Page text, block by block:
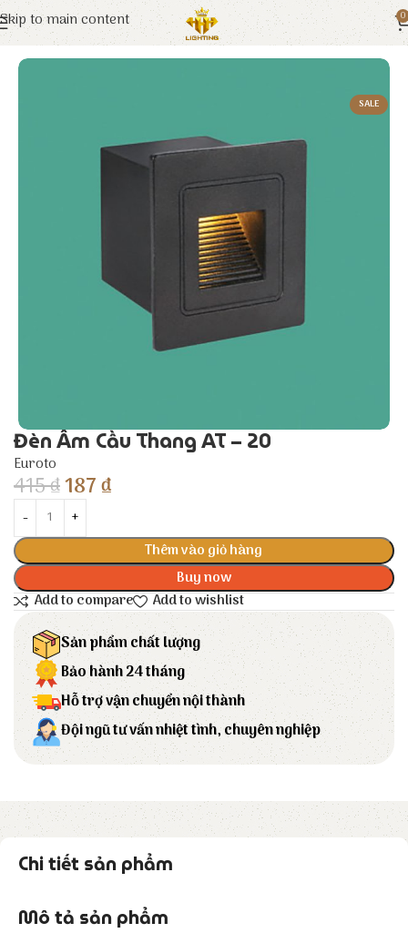
Skip to main content 0
Trang chủ Euroto Đèn LED
SALE
Đèn Âm Cầu Thang AT – 20
Euroto
415₫187₫
Thêm vào giỏ hàng
Buy now
Add to compare
Add to wishlist
Sản phẩm chất lượng
Bảo hành 24 tháng
Hỗ trợ vận chuyển nội thành
Đội ngũ tư vấn nhiệt tình, chuyên nghiệp
Chi tiết sản phẩm
Mô tả sản phẩm